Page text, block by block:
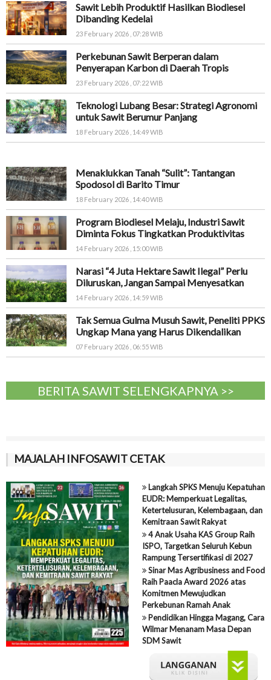
Sawit Lebih Produktif Hasilkan Biodiesel
Dibanding Kedelai
23 February 2026 , 07:28 WIB
Perkebunan Sawit Berperan dalam
Penyerapan Karbon di Daerah Tropis
23 February 2026 , 07:22 WIB
Teknologi Lubang Besar: Strategi Agronomi
untuk Sawit Berumur Panjang
18 February 2026 , 14:49 WIB
Menaklukkan Tanah “Sulit”: Tantangan
Spodosol di Barito Timur
18 February 2026 , 14:40 WIB
Program Biodiesel Melaju, Industri Sawit
Diminta Fokus Tingkatkan Produktivitas
14 February 2026 , 15:00 WIB
Narasi “4 Juta Hektare Sawit Ilegal” Perlu
Diluruskan, Jangan Sampai Menyesatkan
14 February 2026 , 14:59 WIB
Tak Semua Gulma Musuh Sawit, Peneliti PPKS
Ungkap Mana yang Harus Dikendalikan
07 February 2026 , 06:55 WIB
BERITA SAWIT SELENGKAPNYA >>
MAJALAH INFOSAWIT CETAK
Langkah SPKS Menuju Kepatuhan
EUDR: Memperkuat Legalitas,
Ketertelusuran, Kelembagaan, dan
Kemitraan Sawit Rakyat
4 Anak Usaha KAS Group Raih
ISPO, Targetkan Seluruh Kebun
Rampung Tersertifikasi di 2027
Sinar Mas Agribusiness and Food
Raih Paacla Award 2026 atas
Komitmen Mewujudkan
Perkebunan Ramah Anak
Pendidikan Hingga Magang, Cara
Wilmar Menanam Masa Depan
SDM Sawit